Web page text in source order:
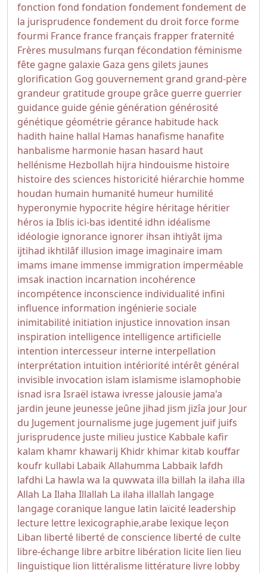
fonction fond fondation fondementfondement de
la jurisprudencefondement du droitforceforme
fourmi Francefrancefrançais frapperfraternité
Frères musulmans furqan fécondation féminisme
fête gagne galaxie Gaza gens gilets jaunes
glorification Gog gouvernement grand grand-père
grandeur gratitude groupe grâce guerre guerrier
guidance guide génie génération générosité
génétique géométrie gérance habitude hack
hadith haine hallal Hamas hanafisme hanafite
hanbalisme harmonie hasan hasard haut
hellénisme Hezbollah hijra hindouisme histoire
histoire des sciences historicité hiérarchie homme
houdan humain humanité humeur humilité
hyperonymie hypocrite hégire héritage héritier
héros ia Iblis ici-bas identité idhn idéalisme
idéologie ignorance ignorer ihsan ihtiyât ijma
ijtihad ikhtilâf illusion image imaginaire imam
imams imane immense immigration imperméable
imsak inaction incarnation incohérence
incompétence inconscience individualité infini
influence information ingénierie sociale
inimitabilité initiation injustice innovation insan
inspiration intelligence intelligence artificielle
intention intercesseur interne interpellation
interprétation intuition intériorité intérêt général
invisible invocation islam islamisme islamophobie
isnad isra Israël istawa ivresse jalousie jama'a
jardin jeune jeunesse jeûne jihad jism jizîa jour Jour
du Jugement journalisme juge jugement juif juifs
jurisprudence juste milieu justice Kabbale kafir
kalam khamr khawarij Khidr khimar kitab kouffar
koufr kullabi Labaik Allahumma Labbaik lafdh
lafdhi La hawla wa la quwwata illa billah la ilaha illa
Allah La Ilaha Illallah La ilaha illallah langage
langage coranique langue latin laïcité leadership
lecture lettre lexicographie,arabe lexique leçon
Liban liberté liberté de conscience liberté de culte
libre-échange libre arbitre libération licite lien lieu
linguistique lion littéralisme littérature livre lobby